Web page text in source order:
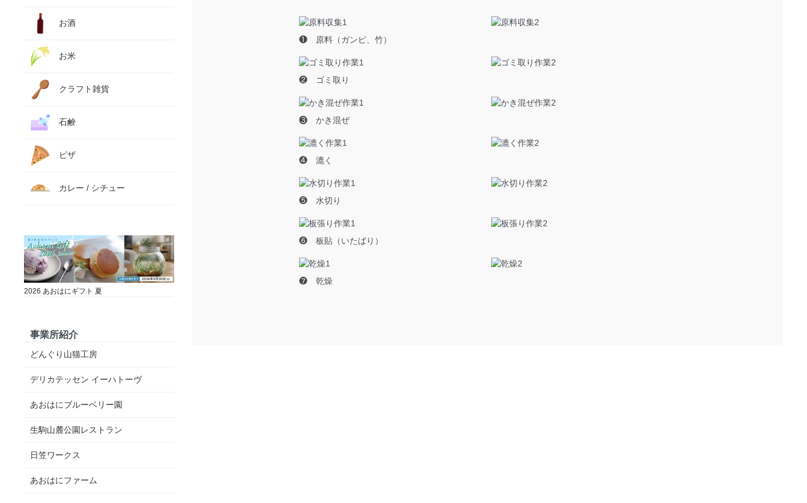
❶ 原料（ガンピ、竹）
❷ ゴミ取り
❸ かき混ぜ
❹ 漉く
❺ 水切り
❻ 板貼（いたばり）
❼ 乾燥
お酒
お米
クラフト雑貨
石鹸
ピザ
カレー / シチュー
2026 あおはにギフト 夏
事業所紹介
どんぐり山猫工房
デリカテッセン イーハトーヴ
あおはにブルーベリー園
生駒山麓公園レストラン
日笠ワークス
あおはにファーム